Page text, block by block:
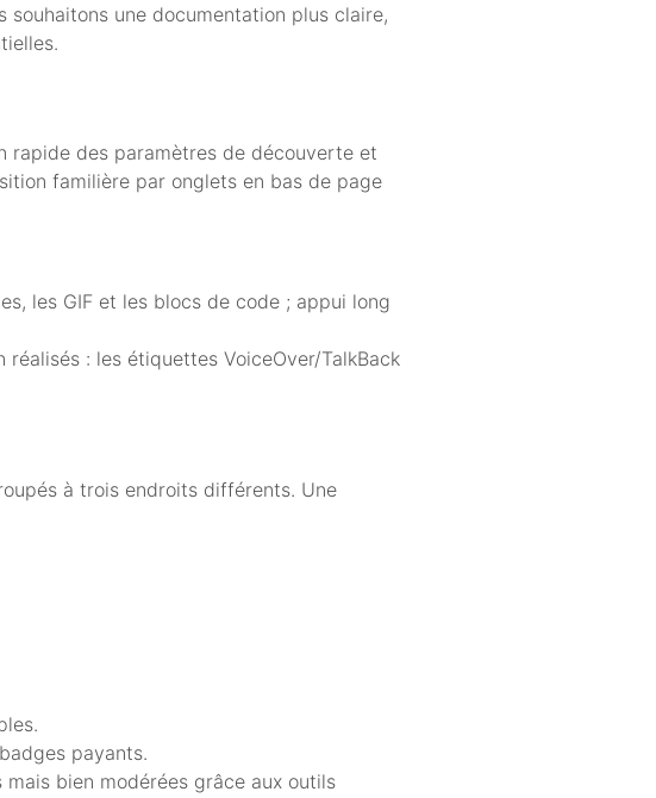
souhaitons une documentation plus claire,
rapide des paramètres de découverte et
familière par onglets en bas de page
les GIF et les blocs de code ; appui long
: les étiquettes VoiceOver/TalkBack
à trois endroits différents. Une
payants.
bien modérées grâce aux outils